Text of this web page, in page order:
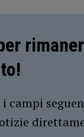
campi